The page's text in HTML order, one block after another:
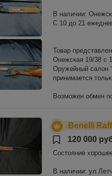
В наличии:
С 10 до 21
Товар
Онежская 19/38 с
Оружейный салон
принимается
Возможен обмен
Benelli
120 000
Состояние
В наличии: